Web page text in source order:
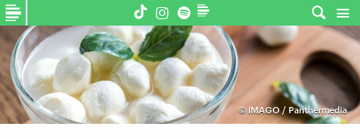
© IMAGO / Panthermedia